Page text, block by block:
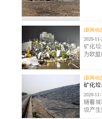
[新闻动
2020-11-
矿化
为欧
[新闻动
矿化
2020-11-
随着
圾产